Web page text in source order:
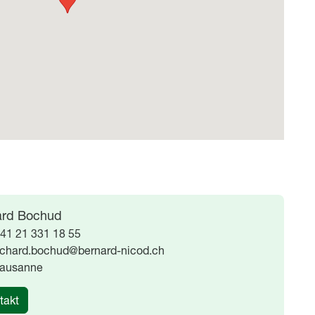
Bochud
21 331 18 55
nicod.ch